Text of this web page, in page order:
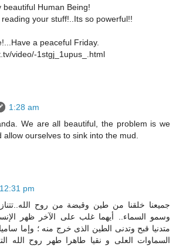
beautiful Human Being!
your stuff!..Its so powerful!!
a peaceful Friday.
video/-1stgj_1upus_.html
1:28 am
We are all beautiful, the problem is we
allow ourselves to sink into the mud.
12:31 pm
جميعنا خلقنا من طين وقبضة من روح
وسمو السماء.. أيهما غلب على الآخر ظهر
متدنيا قبح وتدنى الطين الذى خرج منه ؛ وإما
السماوات العلى و نقيا طاهرا طهر روح الله